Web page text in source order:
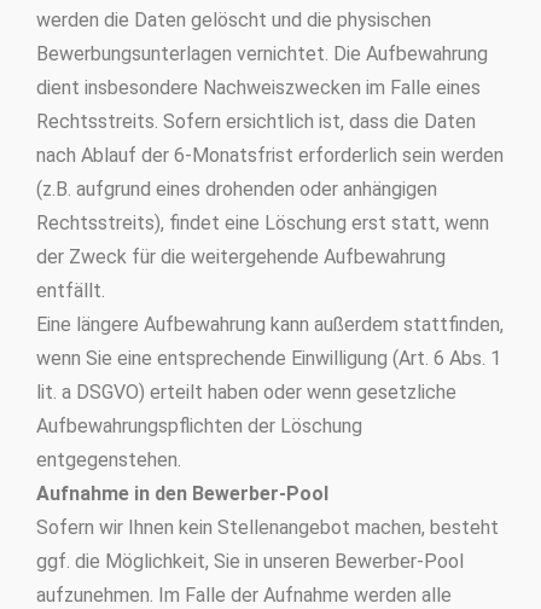
werden die Daten gelöscht und die physischen
Bewerbungsunterlagen vernichtet. Die Aufbewahrung
dient insbesondere Nachweiszwecken im Falle eines
Rechtsstreits. Sofern ersichtlich ist, dass die Daten
nach Ablauf der 6-Monatsfrist erforderlich sein werden
(z.B. aufgrund eines drohenden oder anhängigen
Rechtsstreits), findet eine Löschung erst statt, wenn
der Zweck für die weitergehende Aufbewahrung
entfällt.
Eine längere Aufbewahrung kann außerdem stattfinden,
wenn Sie eine entsprechende Einwilligung (Art. 6 Abs. 1
lit. a DSGVO) erteilt haben oder wenn gesetzliche
Aufbewahrungspflichten der Löschung
entgegenstehen.
Aufnahme in den Bewerber-Pool
Sofern wir Ihnen kein Stellenangebot machen, besteht
ggf. die Möglichkeit, Sie in unseren Bewerber-Pool
aufzunehmen. Im Falle der Aufnahme werden alle